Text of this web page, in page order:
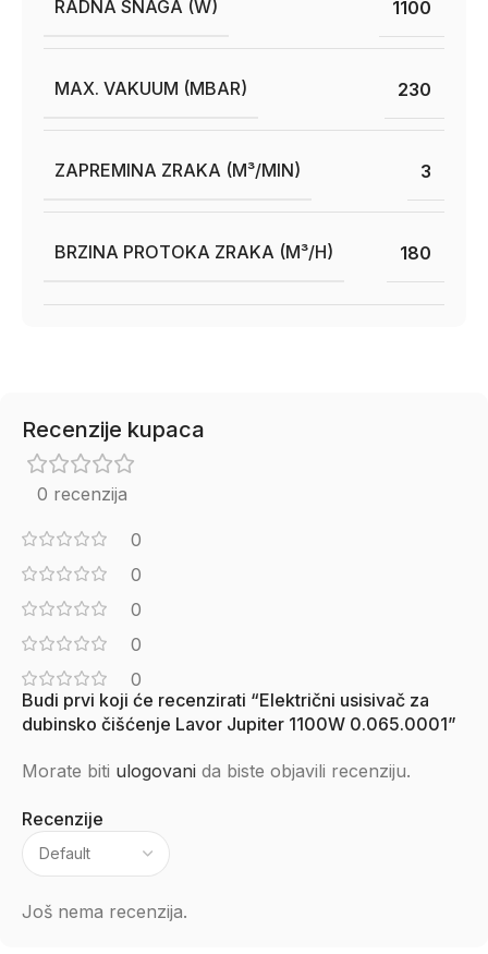
RADNA SNAGA (W) 1100
MAX. VAKUUM (MBAR) 230
ZAPREMINA ZRAKA (M³/MIN) 3
BRZINA PROTOKA ZRAKA (M³/H) 180
Recenzije kupaca
0 recenzija
0
0
0
0
0
Recenzije
Još nema recenzija.
Budi prvi koji će recenzirati “Električni usisivač za
dubinsko čišćenje Lavor Jupiter 1100W 0.065.0001”
Morate biti ulogovani da biste objavili recenziju.